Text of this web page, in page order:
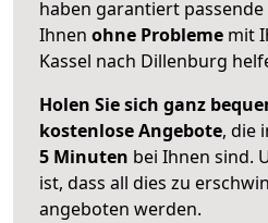
haben garantiert
Ihnen ohne Probleme mit
Kassel nach Dillenburg
Holen Sie sich ganz
kostenlose Angebote, die
5 Minuten bei Ihnen sind.
ist, dass all dies zu
angeboten werden.